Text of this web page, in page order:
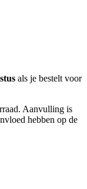
als je bestelt voor
Aanvulling is
hebben op de